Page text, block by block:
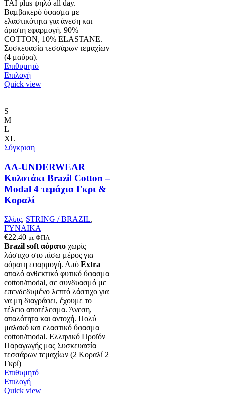
ΤΑΙ plus ψηλό all day.
Βαμβακερό ύφασμα με
ελαστικότητα για άνεση και
άριστη εφαρμογή. 90%
COTTON, 10% ELASTANΕ.
Συσκευασία τεσσάρων τεμαχίων
(4 μαύρα).
Επιθυμητό
ΕπιλογήΑυτό
το
μπορούν
επιλεγούν
στη
σελίδα
του
προϊόντος
Quick view
S
M
L
XL
Σύγκριση
AA-UNDERWEAR
Κυλοτάκι Brazil Cotton –
Modal 4 τεμάχια Γκρι &
Κοραλί
Σλίπς, STRING / BRAZIL,
ΓΥΝΑΙΚΑ
€22.40 με ΦΠΑ
Brazil soft αόρατο χωρίς
λάστιχο στο πίσω μέρος για
αόρατη εφαρμογή. Από Extra
απαλό ανθεκτικό φυτικό ύφασμα
cotton/modal, σε συνδυασμό με
επενδεδυμένο λεπτό λάστιχο για
να μη διαγράφει, έχουμε το
τέλειο αποτέλεσμα. Άνεση,
απαλότητα και αντοχή. Πολύ
μαλακό και ελαστικό ύφασμα
cotton/modal. Ελληνικό Προϊόν
Παραγωγής μας Συσκευασία
τεσσάρων τεμαχίων (2 Κοραλί 2
Γκρί)
Επιθυμητό
ΕπιλογήΑυτό
το
Quick view